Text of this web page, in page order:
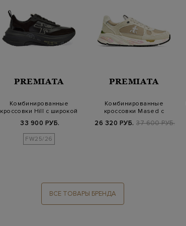
PREMIATA
Комбинированные
кроссовки Hill c широкой
33 900 РУБ.
FW25/26
PREMIATA
Комбинированные
кроссовки Mased с
26 320 РУБ. 37 600 РУБ.
ВСЕ ТОВАРЫ БРЕНДА